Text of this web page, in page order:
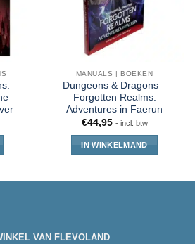
MANUALS | BOEKEN
Dungeons & Dragons –
Forgotten Realms:
Adventures in Faerun
€44,95 - incl. btw
IN WINKELMAND
VAN FLEVOLAND